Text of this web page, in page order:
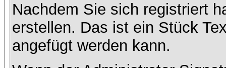
Nachdem Sie sich registriert
erstellen. Das ist ein Stück
angefügt werden kann.